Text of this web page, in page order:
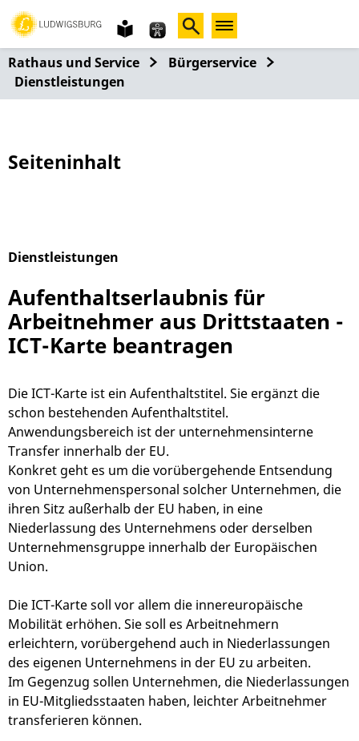
Gebärdensprache
leichte
Sprache
Rathaus und Service
Bürgerservice
Dienstleistungen
Seiteninhalt
Dienstleistungen
Aufenthaltserlaubnis für
Arbeitnehmer aus Drittstaaten -
ICT-Karte beantragen
Die ICT-Karte ist ein Aufenthaltstitel. Sie ergänzt die
schon bestehenden Aufenthaltstitel.
Anwendungsbereich ist der unternehmensinterne
Transfer innerhalb der EU.
Konkret geht es um die vorübergehende Entsendung
von Unternehmenspersonal solcher Unternehmen, die
ihren Sitz außerhalb der EU haben, in eine
Niederlassung des Unternehmens oder derselben
Unternehmensgruppe innerhalb der Europäischen
Union.
Die ICT-Karte soll vor allem die innereuropäische
Mobilität erhöhen. Sie soll es Arbeitnehmern
erleichtern, vorübergehend auch in Niederlassungen
des eigenen Unternehmens in der EU zu arbeiten.
Im Gegenzug sollen Unternehmen, die Niederlassungen
in EU-Mitgliedsstaaten haben, leichter Arbeitnehmer
transferieren können.